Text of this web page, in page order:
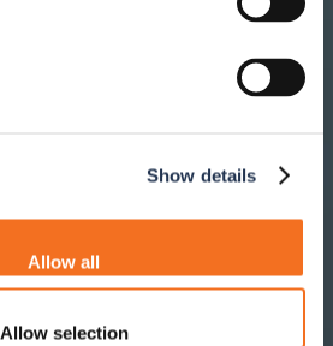
Show details
Allow all
Allow selection